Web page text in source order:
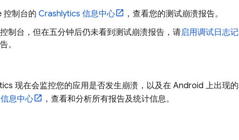
控制台的 Crashlytics 信息中心
，查看您的测试崩溃报告。
制台，但在五分钟后仍未看到测试崩溃报告，请启用调试日志
。
现在会监控您的应用是否发生崩溃，以及在 Android 上出现
信息中心 ，查看和分析所有报告及统计信息。